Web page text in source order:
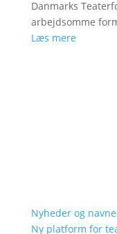
Danmarks
arbejdsomme
Læs mere
Nyheder og navne
Ny platform for